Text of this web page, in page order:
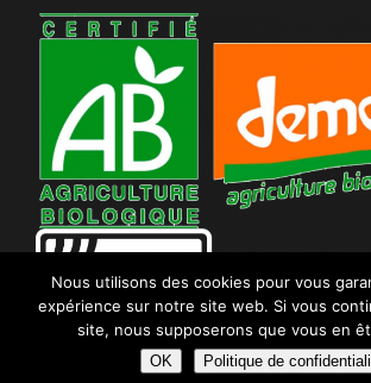
Nous utilisons des cookies pour vous
expérience sur notre site web. Si vous
site, nous supposerons que vous en
OK Politique de